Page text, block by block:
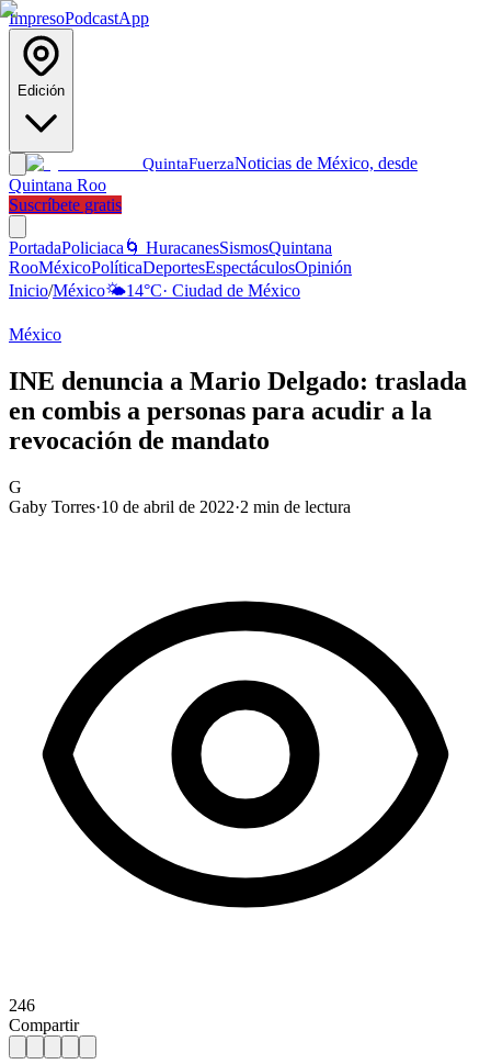
ImpresoPodcastApp
Edición
QuintaFuerzaNoticias de México, desde
Quintana Roo
Suscríbete gratis
PortadaPoliciaca 🌀 HuracanesSismosQuintana
RooMéxicoPolíticaDeportesEspectáculosOpinión
Inicio/México🌤️14°C· Ciudad de México
México
INE denuncia a Mario Delgado: traslada
en combis a personas para acudir a la
revocación de mandato
G
Gaby Torres·10 de abril de 2022·2 min de lectura
246
Compartir